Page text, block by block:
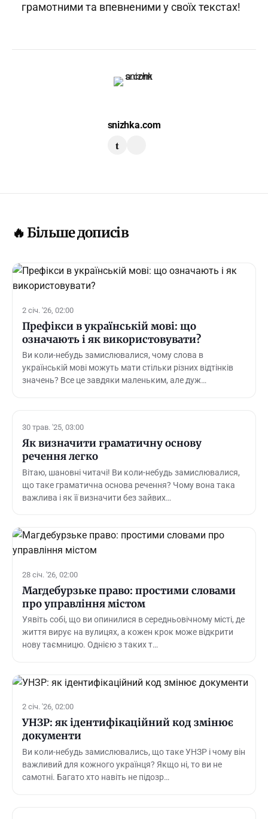
грамотними та впевненими у своїх текстах!
snizhka.com
t
🔥 Більше дописів
2 січ. '26, 02:00
Префікси в українській мові: що
означають і як використовувати?
Ви коли-небудь замислювалися, чому слова в
українській мові можуть мати стільки різних відтінків
значень? Все це завдяки маленьким, але дуж…
30 трав. '25, 03:00
Як визначити граматичну основу
речення легко
Вітаю, шановні читачі! Ви коли-небудь замислювалися,
що таке граматична основа речення? Чому вона така
важлива і як її визначити без зайвих…
28 січ. '26, 02:00
Магдебурзьке право: простими словами
про управління містом
Уявіть собі, що ви опинилися в середньовічному місті, де
життя вирує на вулицях, а кожен крок може відкрити
нову таємницю. Однією з таких т…
2 січ. '26, 02:00
УНЗР: як ідентифікаційний код змінює
документи
Ви коли-небудь замислювались, що таке УНЗР і чому він
важливий для кожного українця? Якщо ні, то ви не
самотні. Багато хто навіть не підозр…